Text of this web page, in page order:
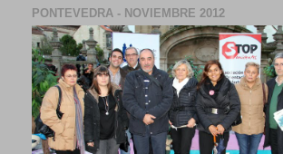
PONTEVEDRA - NOVIEMBRE 2012